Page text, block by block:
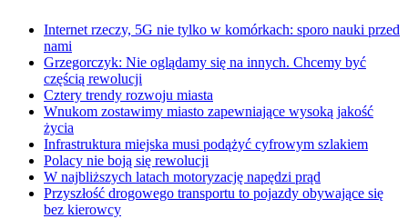
Internet rzeczy, 5G nie tylko w komórkach: sporo nauki przed
nami
Grzegorczyk: Nie oglądamy się na innych. Chcemy być
częścią rewolucji
Cztery trendy rozwoju miasta
Wnukom zostawimy miasto zapewniające wysoką jakość
życia
Infrastruktura miejska musi podążyć cyfrowym szlakiem
Polacy nie boją się rewolucji
W najbliższych latach motoryzację napędzi prąd
Przyszłość drogowego transportu to pojazdy obywające się
bez kierowcy